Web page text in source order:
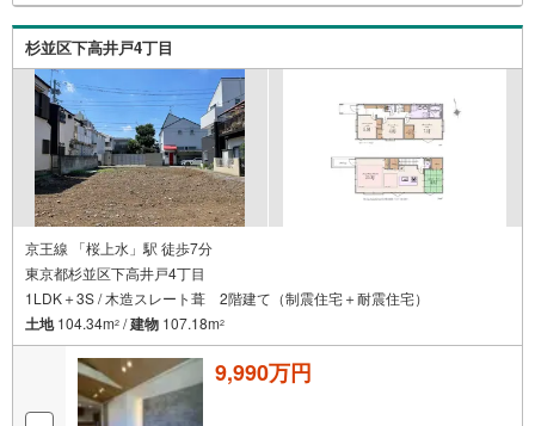
杉並区下高井戸4丁目
京王線 「桜上水」駅 徒歩7分
東京都杉並区下高井戸4丁目
1LDK＋3S / 木造スレート葺 2階建て（制震住宅＋耐震住宅）
土地104.34m2 /建物 107.18m2
9,990万円